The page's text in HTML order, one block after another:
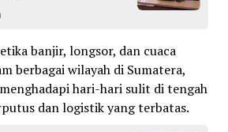
banjir, longsor, dan cuaca
berbagai wilayah di Sumatera,
hari-hari sulit di tengah
dan logistik yang terbatas.